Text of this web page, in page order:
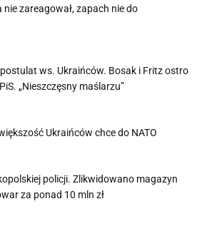
zareagował, zapach nie do
ws. Ukraińców. Bosak i Fritz ostro
„Nieszczęsny maślarzu”
Ukraińców chce do NATO
policji. Zlikwidowano magazyn
za ponad 10 mln zł